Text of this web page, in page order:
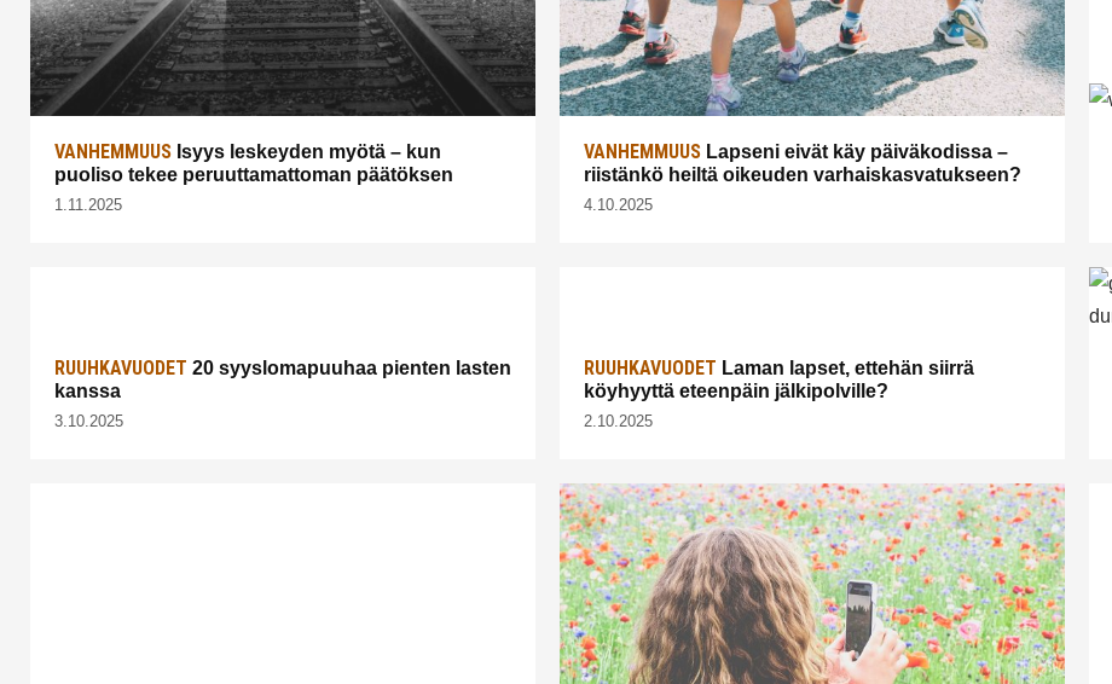
VANHEMMUUS Isyys leskeyden myötä – kun
puoliso tekee peruuttamattoman päätöksen
1.11.2025
VANHEMMUUS Lapseni eivät käy päiväkodissa –
riistänkö heiltä oikeuden varhaiskasvatukseen?
4.10.2025
RUUHKAVUODET 20 syyslomapuuhaa pienten lasten
kanssa
3.10.2025
RUUHKAVUODET Laman lapset, ettehän siirrä
köyhyyttä eteenpäin jälkipolville?
2.10.2025